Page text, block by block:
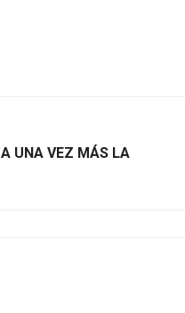
UNA VEZ MÁS LA